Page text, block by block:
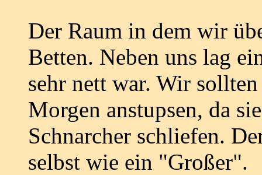
Der Raum in dem wir
Betten. Neben uns lag
sehr nett war. Wir
Morgen anstupsen, da
Schnarcher schliefen.
selbst wie ein "Großer".